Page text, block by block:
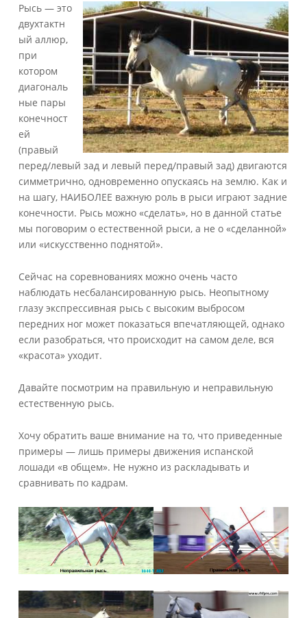
Правильная
рысь
Рысь — это
двухтактн
ый аллюр,
при
котором
диагональ
ные пары
конечност
ей
(правый
перед/левый зад и левый перед/правый зад) двигаются
симметрично, одновременно опускаясь на землю. Как и
на шагу, НАИБОЛЕЕ важную роль в рыси играют задние
конечности. Рысь можно «сделать», но в данной статье
мы поговорим о естественной рыси, а не о «сделанной»
или «искусственно поднятой».
Сейчас на соревнованиях можно очень часто
наблюдать несбалансированную рысь. Неопытному
глазу экспрессивная рысь с высоким выбросом
передних ног может показаться впечатляющей, однако
если разобраться, что происходит на самом деле, вся
«красота» уходит.
Давайте посмотрим на правильную и неправильную
естественную рысь.
Хочу обратить ваше внимание на то, что приведенные
примеры — лишь примеры движения испанской
лошади «в общем». Не нужно из раскладывать и
сравнивать по кадрам.